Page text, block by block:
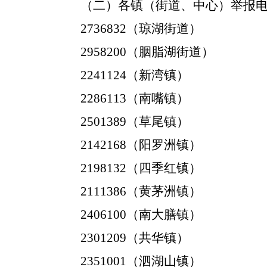
（二）各镇（街道、中心）举报
2736832 （琼湖街道）
2958200 （胭脂湖街道）
2241124（新湾镇）
2286113 （南嘴镇）
2501389 （草尾镇）
2142168 （阳罗洲镇）
2198132 （四季红镇）
2111386 （黄茅洲镇）
2406100 （南大膳镇）
2301209 （共华镇）
2351001 （泗湖山镇）